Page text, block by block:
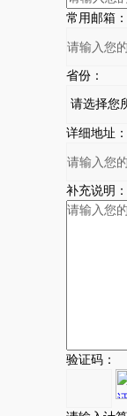
常用邮箱：
省份：
详细地址：
补充说明：
验证码：